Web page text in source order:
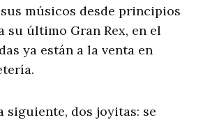
músicos desde principios
su último Gran Rex, en el
ya están a la venta en
siguiente, dos joyitas: se